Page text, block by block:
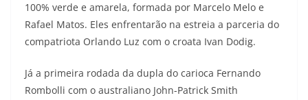
100% verde e amarela, formada por Marcelo Melo e
Rafael Matos. Eles enfrentarão na estreia a parceria do
compatriota Orlando Luz com o croata Ivan Dodig.
Já a primeira rodada da dupla do carioca Fernando
Rombolli com o australiano John-Patrick Smith